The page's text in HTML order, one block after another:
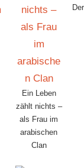
Ein Leben
zählt nichts –
als Frau im
arabischen
Clan